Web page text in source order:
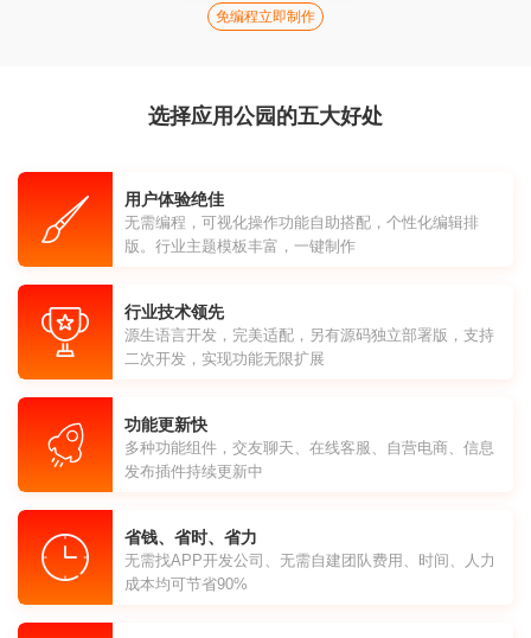
免编程立即制作
选择应用公园的五大好处
用户体验绝佳
无需编程，可视化操作功能自助搭配，个性化编辑排
版。行业主题模板丰富，一键制作
行业技术领先
源生语言开发，完美适配，另有源码独立部署版，支持
二次开发，实现功能无限扩展
功能更新快
多种功能组件，交友聊天、在线客服、自营电商、信息
发布插件持续更新中
省钱、省时、省力
无需找APP开发公司、无需自建团队费用、时间、人力
成本均可节省90%